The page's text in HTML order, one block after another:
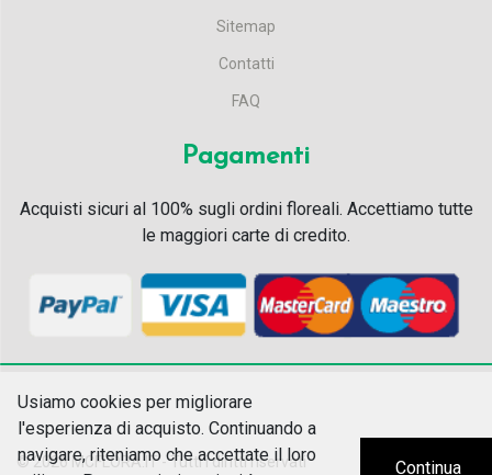
Sitemap
Contatti
FAQ
Pagamenti
Acquisti sicuri al 100% sugli ordini floreali. Accettiamo tutte
le maggiori carte di credito.
© 2026MCFLORA.IT - Tutti i diritti riservati
Usiamo cookies per migliorare
l'esperienza di acquisto. Continuando a
navigare, riteniamo che accettate il loro
Continua